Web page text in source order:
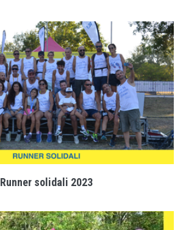
Runner solidali 2023